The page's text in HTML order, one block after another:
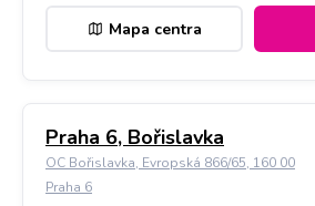
Mapa centra
Praha 6, Bořislavka
OC Bořislavka, Evropská 866/65, 160 00
Praha 6